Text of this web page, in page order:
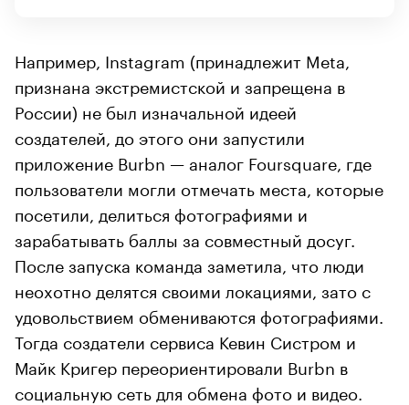
Например, Instagram (принадлежит Meta,
признана экстремистской и запрещена в
России) не был изначальной идеей
создателей, до этого они запустили
приложение Burbn — аналог Foursquare, где
пользователи могли отмечать места, которые
посетили, делиться фотографиями и
зарабатывать баллы за совместный досуг.
После запуска команда заметила, что люди
неохотно делятся своими локациями, зато с
удовольствием обмениваются фотографиями.
Тогда создатели сервиса Кевин Систром и
Майк Кригер переориентировали Burbn в
социальную сеть для обмена фото и видео.